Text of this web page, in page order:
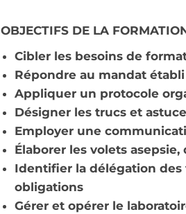
OBJECTIFS DE LA
Cibler les besoins de
Répondre au mandat
Appliquer un protocole
Désigner les trucs et
Employer une
Élaborer les volets
Identifier la délégation des
obligations
Gérer et opérer le